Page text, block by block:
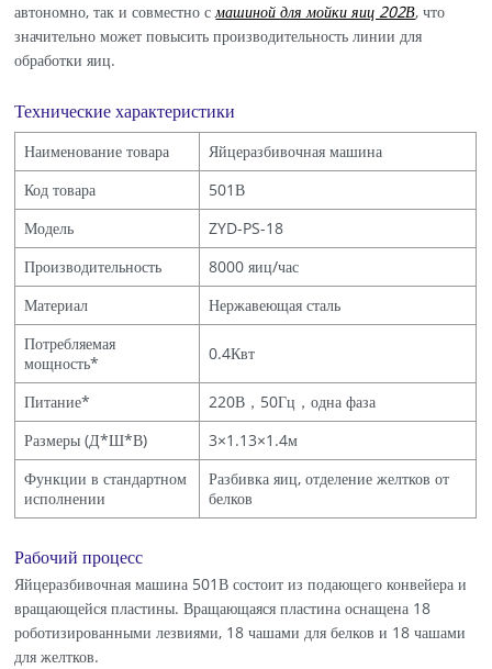
автономно, так и совместно смашиной для мойки яиц 202В, что
значительно может повысить производительность линии для
обработки яиц.
Технические характеристики
Наименование товара
Яйцеразбивочная машина
Код товара
501В
Модель
ZYD-PS-18
Производительность
8000 яиц/час
Материал
Нержавеющая сталь
Потребляемая
мощность*
0.4Квт
Питание*
220В，50Гц，одна фаза
Размеры (Д*Ш*В)
3×1.13×1.4м
Функции в стандартном
исполнении
Разбивка яиц, отделение желтков от
белков
Рабочий процесс
Яйцеразбивочная машина 501В состоит из подающего конвейера и
вращающейся пластины. Вращающаяся пластина оснащена 18
роботизированными лезвиями, 18 чашами для белков и 18 чашами
для желтков.